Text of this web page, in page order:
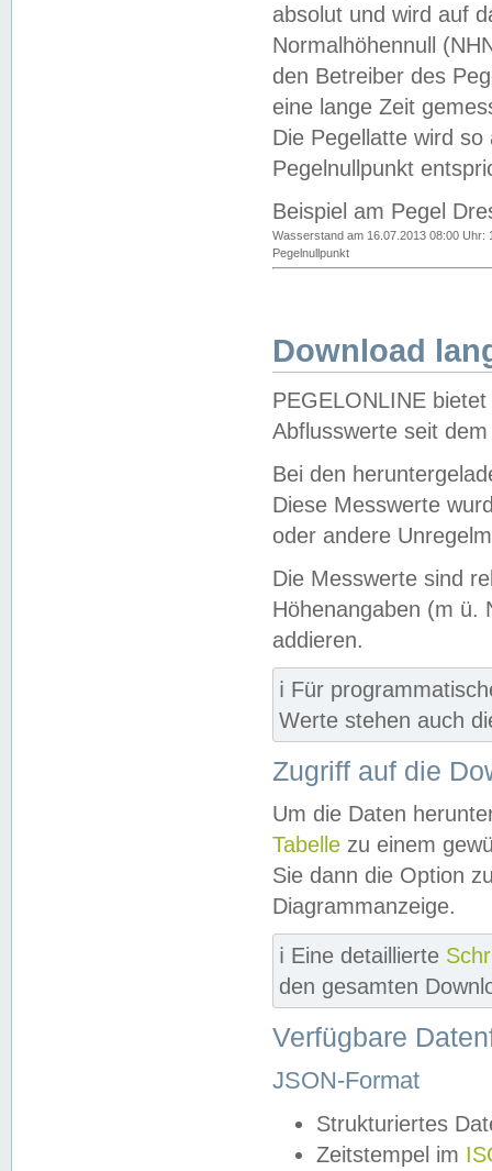
absolut und wird auf
Normalhöhennull
den Betreiber des
eine lange Zeit
Die Pegellatte wird
Pegelnullpunkt
Beispiel am Pegel
Wasserstand am 16.07.2013 08:00 Uhr:
Pegelnullpunkt
Download
PEGELONLINE
Abflusswerte seit
Bei den
Diese Messwerte
oder andere
Die Messwerte sind
Höhenangaben (m ü.
addieren.
ℹ️ Für
Werte stehen auch
Zugriff auf die
Um die Daten
Tabelle zu einem
Sie dann die Option
Diagrammanzeige.
ℹ️ Eine detaillierte
den gesamten
Verfügbare
JSON-Format
Strukturiertes
Zeitstempel im